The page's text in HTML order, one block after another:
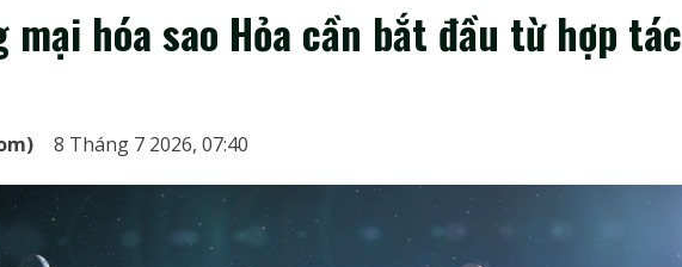
mại hóa sao Hỏa cần bắt đầu từ hợp tác
8 Tháng 7 2026, 07:40